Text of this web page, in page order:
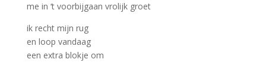
me in ‘t voorbijgaan vrolijk groet
ik recht mijn rug
en loop vandaag
een extra blokje om